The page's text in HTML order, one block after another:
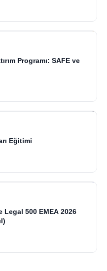
Programı: SAFE ve
Eğitimi
500 EMEA 2026